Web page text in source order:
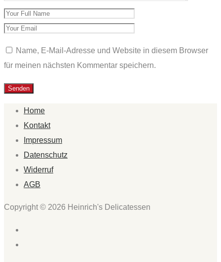
Name, E-Mail-Adresse und Website in diesem Browser
für meinen nächsten Kommentar speichern.
Home
Kontakt
Impressum
Datenschutz
Widerruf
AGB
Copyright © 2026 Heinrich's Delicatessen